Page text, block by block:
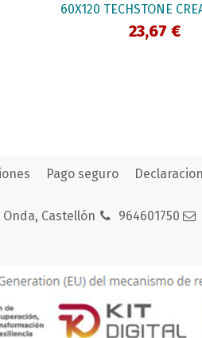
60X120 TECHSTONE
23,67 €
Pago seguro
Castellón 964601750